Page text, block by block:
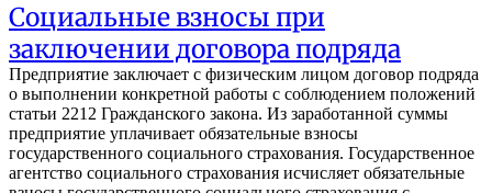
Социальные взносы при
заключении договора подряда
Предприятие заключает с физическим лицом договор подряда
о выполнении конкретной работы с соблюдением положений
статьи 2212 Гражданского закона. Из заработанной суммы
предприятие уплачивает обязательные взносы
государственного социального страхования. Государственное
агентство социального страхования исчисляет обязательные